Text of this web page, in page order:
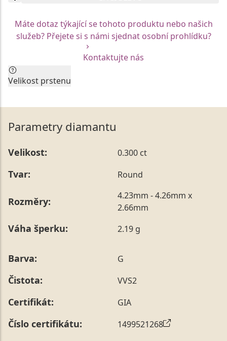
Máte dotaz týkající se tohoto produktu nebo našich
služeb? Přejete si s námi sjednat osobní prohlídku?
Kontaktujte nás
Velikost prstenu
Vaše rozhodnutí. Každý z prstenů Vám rádi na míru
upravíme.
Vzhledem k unikátní mezinárodní certifikaci jsou
konkrétní velikosti. Tu je možné nechat kdykoliv
upravit prostřednictvím našich služeb na Vámi
ale také až po následném obdarování.
Vámi preferovanou velikost můžete uvést přímo do
sdělit během jejího telefonického ověření, které z naší
Pro sdělení skladové velikosti tohoto konkrétního
Parametry diamantu
Velikost: 0.300 ct
Tvar: Round
Rozměry:
4.23mm - 4.26mm x
2.66mm
Váha šperku: 2.19 g
Barva: G
Čistota: VVS2
Certifikát: GIA
Číslo certifikátu: 1499521268